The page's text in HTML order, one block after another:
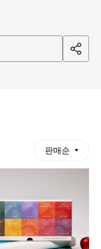
sha
re
판매순